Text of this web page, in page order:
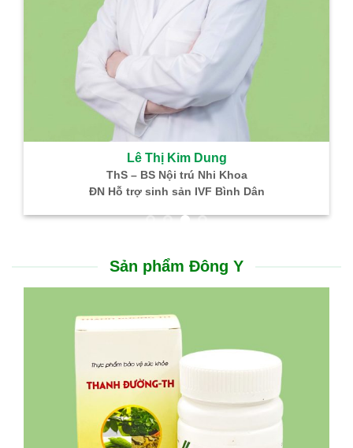
Lê Thị Kim Dung
ThS – BS Nội trú Nhi Khoa
ĐN Hỗ trợ sinh sản IVF Bình Dân
Sản phẩm Đông Y